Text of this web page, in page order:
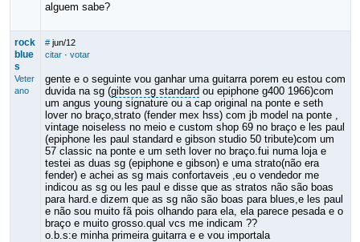
alguem sabe?
rock
blue
s
Veter
ano
# jun/12
citar· votar
gente e o seguinte vou ganhar uma guitarra porem eu estou com
duvida na sg (gibson sg standard ou epiphone g400 1966)com
um angus young signature ou a cap original na ponte e seth
lover no braço,strato (fender mex hss) com jb model na ponte ,
vintage noiseless no meio e custom shop 69 no braço e les paul
(epiphone les paul standard e gibson studio 50 tribute)com um
57 classic na ponte e um seth lover no braço.fui numa loja e
testei as duas sg (epiphone e gibson) e uma strato(não era
fender) e achei as sg mais confortaveis ,eu o vendedor me
indicou as sg ou les paul e disse que as stratos não são boas
para hard.e dizem que as sg não são boas para blues,e les paul
e não sou muito fã pois olhando para ela, ela parece pesada e o
braço e muito grosso.qual vcs me indicam ??
o.b.s:e minha primeira guitarra e e vou importala